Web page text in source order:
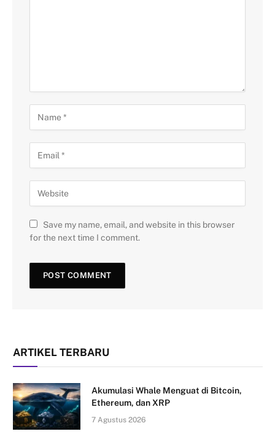
Save my name, email, and website in this browser
for the next time I comment.
ARTIKEL TERBARU
Akumulasi Whale Menguat di Bitcoin,
Ethereum, dan XRP
7 Agustus 2026